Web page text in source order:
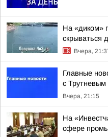
На «диком»
скрываться
Вчера,
Главные
с Трутневым
Вчера, 21:15
На
сфере